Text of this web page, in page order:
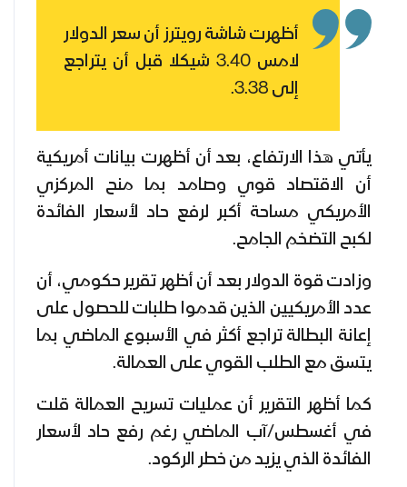
أظهرت شاشة رويترز أن سعر الدولار
لامس 3.40 شيكلا قبل أن يتراجع
إلى 3.38.
يأتي هذا الارتفاع، بعد أن أظهرت بيانات أمريكية
أن الاقتصاد قوي وصامد بما منح المركزي
الأمريكي مساحة أكبر لرفع حاد لأسعار الفائدة
لكبح التضخم الجامح.
وزادت قوة الدولار بعد أن أظهر تقرير حكومي، أن
عدد الأمريكيين الذين قدموا طلبات للحصول على
إعانة البطالة تراجع أكثر في الأسبوع الماضي بما
يتسق مع الطلب القوي على العمالة.
كما أظهر التقرير أن عمليات تسريح العمالة قلت
في أغسطس/آب الماضي رغم رفع حاد لأسعار
الفائدة الذي يزيد من خطر الركود.